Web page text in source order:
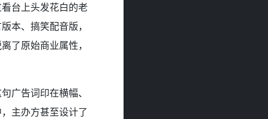
台上头发花白的老
本、搞笑配音版，
了原始商业属性，
广告词印在横幅、
主办方甚至设计了